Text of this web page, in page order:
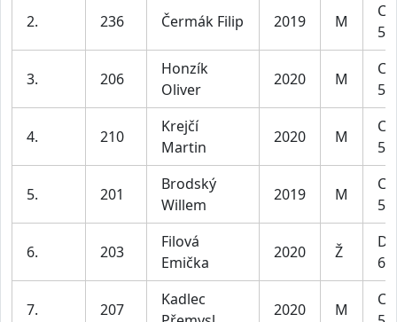
2. 236 Čermák Filip 2019 M
5-
3. 206
Honzík
Oliver
2020 M
5-
4. 210
Krejčí
Martin
2020 M
5-
5. 201
Brodský
Willem
2019 M
5-
6. 203
Filová
Emička
2020 Ž
6
7. 207
Kadlec
2020 M